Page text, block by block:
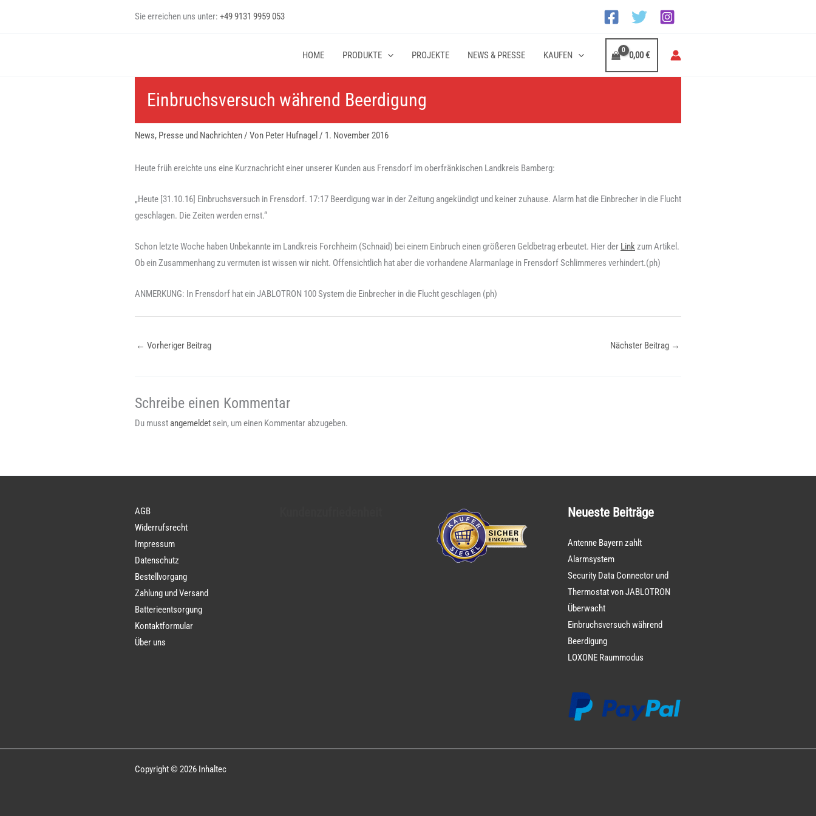
Sie erreichen uns unter: +49 9131 9959 053
HOME PRODUKTE PROJEKTE NEWS & PRESSE KAUFEN 0,00€
Einbruchsversuch während Beerdigung
News, Presse und Nachrichten/ Von Peter Hufnagel / 1. November 2016
Heute früh ereichte uns eine Kurznachricht einer unserer Kunden aus Frensdorf im oberfränkischen Landkreis Bamberg:
„Heute [31.10.16] Einbruchsversuch in Frensdorf. 17:17 Beerdigung war in der Zeitung angekündigt und keiner zuhause. Alarm hat die Einbrecher in die Flucht
geschlagen. Die Zeiten werden ernst.“
Schon letzte Woche haben Unbekannte im Landkreis Forchheim (Schnaid) bei einem Einbruch einen größeren Geldbetrag erbeutet. Hier der Linkzum Artikel.
Ob ein Zusammenhang zu vermuten ist wissen wir nicht. Offensichtlich hat aber die vorhandene Alarmanlage in Frensdorf Schlimmeres verhindert.(ph)
ANMERKUNG: In Frensdorf hat ein JABLOTRON 100 System die Einbrecher in die Flucht geschlagen (ph)
← Vorheriger Beitrag Nächster Beitrag →
Schreibe einen Kommentar
Du musst angemeldet sein, um einen Kommentar abzugeben.
AGB
Widerrufsrecht
Impressum
Datenschutz
Bestellvorgang
Zahlung und Versand
Batterieentsorgung
Kontaktformular
Über uns
Neueste Beiträge
Antenne Bayern zahlt
Alarmsystem
Security Data Connector und
Thermostat von JABLOTRON
Überwacht
Einbruchsversuch während
Beerdigung
LOXONE Raummodus
Copyright © 2026 Inhaltec